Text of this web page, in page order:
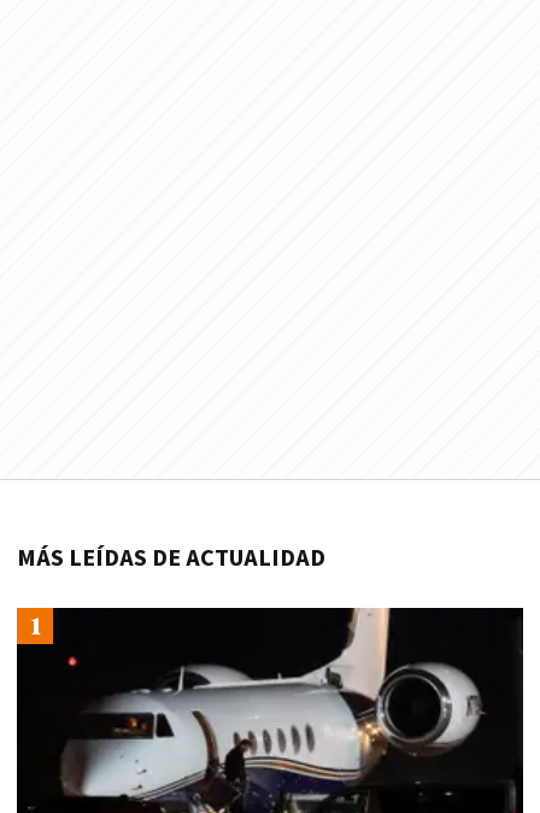
MÁS LEÍDAS DE ACTUALIDAD